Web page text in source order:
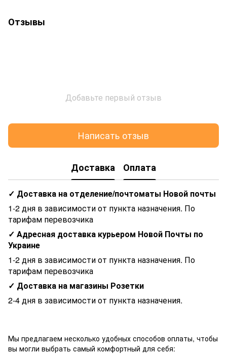
Отзывы
Добавьте первый отзыв
Написать отзыв
Доставка Оплата
✓ Доставка на отделение/почтоматы Новой почты
1-2 дня в зависимости от пункта назначения. По
тарифам перевозчика
✓ Адресная доставка курьером Новой Почты по
Украине
1-2 дня в зависимости от пункта назначения. По
тарифам перевозчика
✓ Доставка на магазины Розетки
2-4 дня в зависимости от пункта назначения.
Мы предлагаем несколько удобных способов оплаты, чтобы
вы могли выбрать самый комфортный для себя: